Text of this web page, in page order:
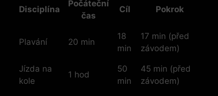
Disciplína
Počáteční
čas
Cíl Pokrok
Plavání 20 min
18
min
17 min (před
závodem)
Jízda na
kole
1 hod
50
min
45 min (před
závodem)